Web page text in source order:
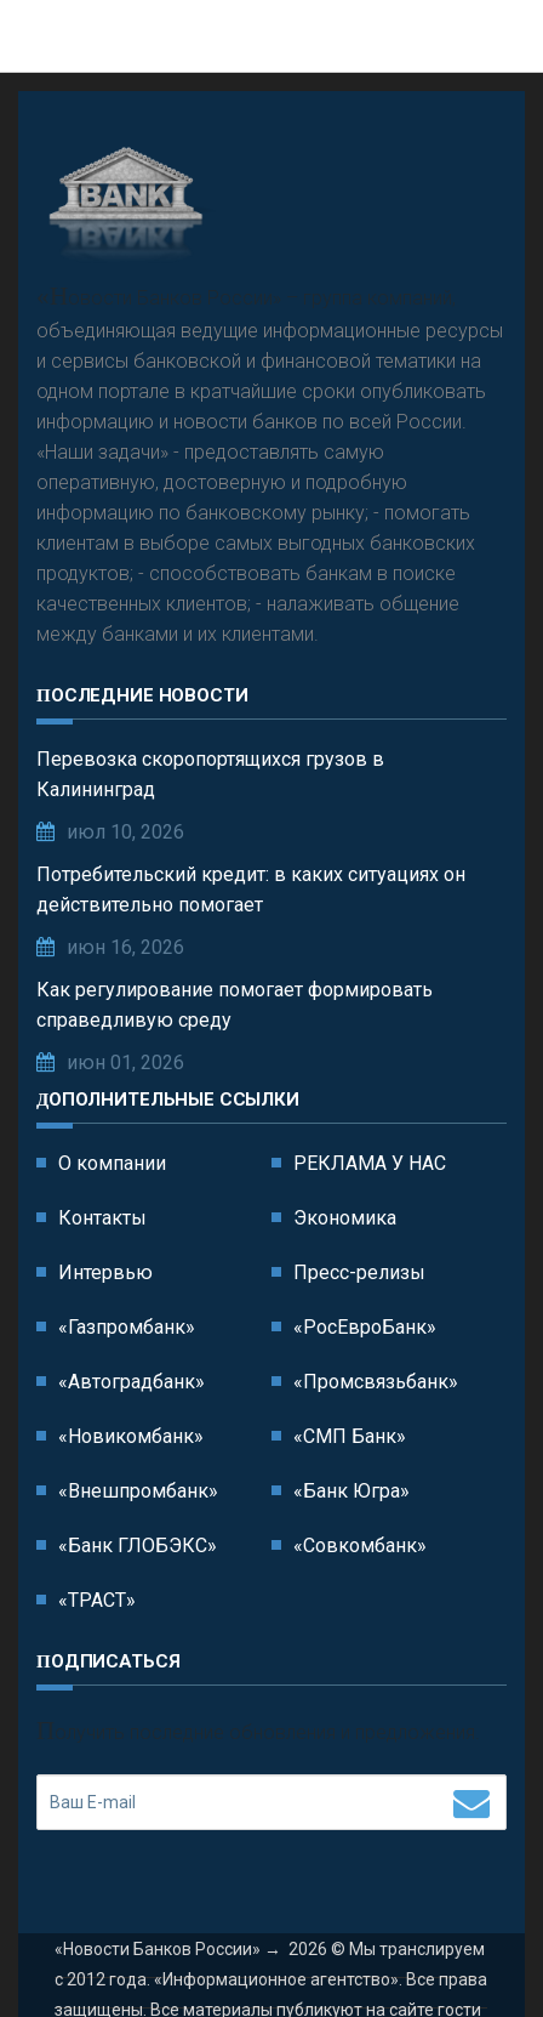
Резкого разворота на рынке автокредитов не
предвидится - «Интервью»
«Н
овости Банков России» – группа компаний,
объединяющая ведущие информационные ресурсы
и сервисы банковской и финансовой тематики на
одном портале в кратчайшие сроки опубликовать
информацию и новости банков по всей России.
«Наши задачи» - предоставлять самую
оперативную, достоверную и подробную
информацию по банковскому рынку; - помогать
клиентам в выборе самых выгодных банковских
продуктов; - способствовать банкам в поиске
качественных клиентов; - налаживать общение
между банками и их клиентами.
ПОСЛЕДНИЕ НОВОСТИ
Перевозка скоропортящихся грузов в
Калининград
июл 10, 2026
Потребительский кредит: в каких ситуациях он
действительно помогает
июн 16, 2026
Как регулирование помогает формировать
справедливую среду
июн 01, 2026
ДОПОЛНИТЕЛЬНЫЕ ССЫЛКИ
О компании РЕКЛАМА У НАС
Контакты Экономика
Интервью Пресс-релизы
«Газпромбанк» «РосЕвроБанк»
«Автоградбанк» «Промсвязьбанк»
«Новикомбанк» «СМП Банк»
«Внешпромбанк» «Банк Югра»
«Банк ГЛОБЭКС» «Совкомбанк»
«ТРАСТ»
ПОДПИСАТЬСЯ
П олучить последние обновления и предложения.
«Новости Банков России» → 2026 © Мы транслируем
с 2012 года. «Информационное агентство». Все права
защищены. Все материалы публикуют на сайте гости